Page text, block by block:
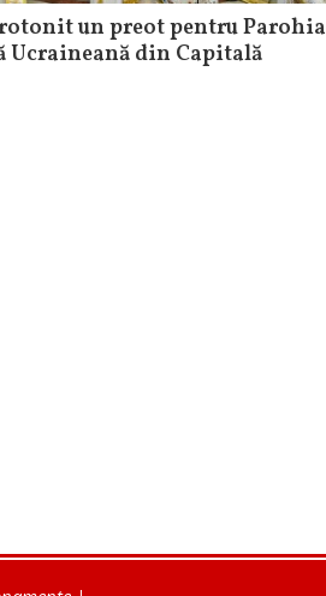
un preot pentru Parohia
Ucraineană din Capitală